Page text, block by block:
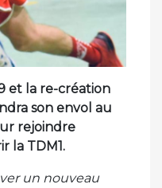
et la re-création
son envol au
rejoindre
la TDM1.
un nouveau